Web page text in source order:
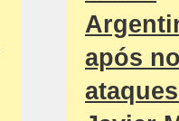
após